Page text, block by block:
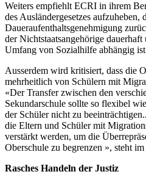
Weiters empfiehlt ECRI in ihrem
des Ausländergesetzes aufzuheben,
Daueraufenthaltsgenehmigung
der Nichtstaatsangehörige
Umfang von Sozialhilfe abhängig
Ausserdem wird kritisiert, dass die
mehrheitlich von Schülern mit
«Der Transfer zwischen den
Sekundarschule sollte so flexibel
der Schüler nicht zu
die Eltern und Schüler mit
verstärkt werden, um die
Oberschule zu begrenzen », steht
Rasches Handeln der Justiz